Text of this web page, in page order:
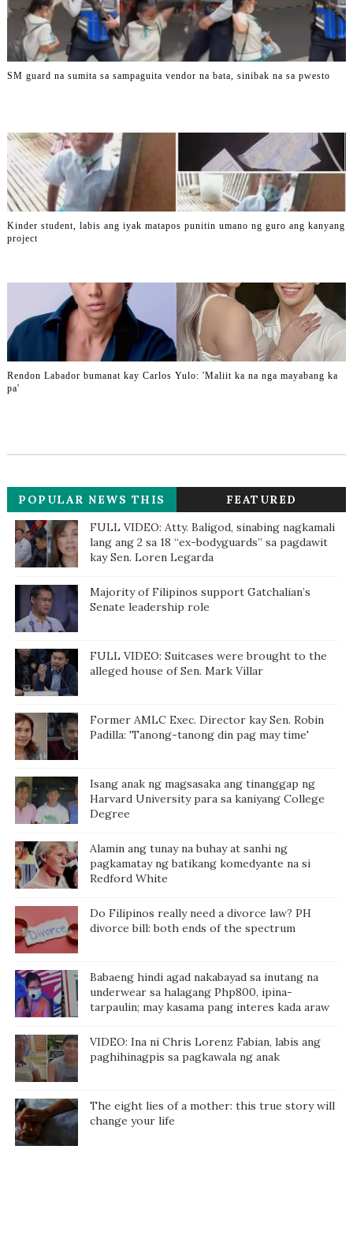
SM guard na sumita sa sampaguita vendor na bata, sinibak na sa pwesto
Kinder student, labis ang iyak matapos punitin umano ng guro ang kanyang
project
Rendon Labador bumanat kay Carlos Yulo: 'Maliit ka na nga mayabang ka
pa'
POPULAR NEWS THIS
WEEK
FEATURED
FULL VIDEO: Atty. Baligod, sinabing nagkamali
lang ang 2 sa 18 “ex-bodyguards” sa pagdawit
kay Sen. Loren Legarda
Majority of Filipinos support Gatchalian’s
Senate leadership role
FULL VIDEO: Suitcases were brought to the
alleged house of Sen. Mark Villar
Former AMLC Exec. Director kay Sen. Robin
Padilla: 'Tanong-tanong din pag may time'
Isang anak ng magsasaka ang tinanggap ng
Harvard University para sa kaniyang College
Degree
Alamin ang tunay na buhay at sanhi ng
pagkamatay ng batikang komedyante na si
Redford White
Do Filipinos really need a divorce law? PH
divorce bill: both ends of the spectrum
Babaeng hindi agad nakabayad sa inutang na
underwear sa halagang Php800, ipina-
tarpaulin; may kasama pang interes kada araw
VIDEO: Ina ni Chris Lorenz Fabian, labis ang
paghihinagpis sa pagkawala ng anak
The eight lies of a mother: this true story will
change your life